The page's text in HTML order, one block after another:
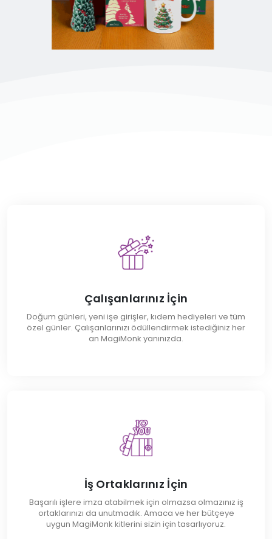
Çalışanlarınız İçin
Doğum günleri, yeni işe girişler, kıdem hediyeleri ve tüm
özel günler. Çalışanlarınızı ödüllendirmek istediğiniz her
an MagiMonk yanınızda.
İş Ortaklarınız İçin
Başarılı işlere imza atabilmek için olmazsa olmazınız iş
ortaklarınızı da unutmadık. Amaca ve her bütçeye
uygun MagiMonk kitlerini sizin için tasarlıyoruz.